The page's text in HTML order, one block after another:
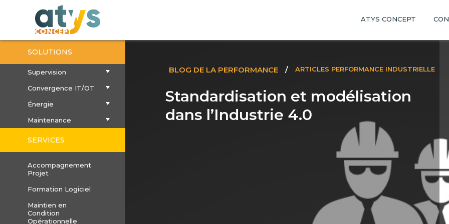
ATYS CONCEPT
SOLUTIONS
Supervision
Convergence IT/OT
Énergie
Maintenance
SERVICES
Accompagnement
Projet
Formation Logiciel
Maintien en
Condition
Opérationnelle
BLOG DE LA PERFORMANCE / ARTICLES PERFORMANCE INDUSTRIELLE
Standardisation et modélisation
dans l’Industrie 4.0